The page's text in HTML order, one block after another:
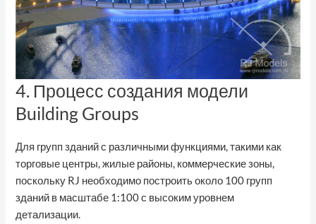
4. Процесс создания модели
Building Groups
Для групп зданий с различными функциями, такими как
торговые центры, жилые районы, коммерческие зоны,
поскольку RJ необходимо построить около 100 групп
зданий в масштабе 1:100 с высоким уровнем
детализации.